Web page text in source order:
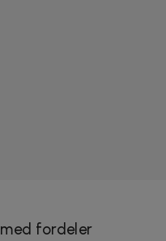
fordeler